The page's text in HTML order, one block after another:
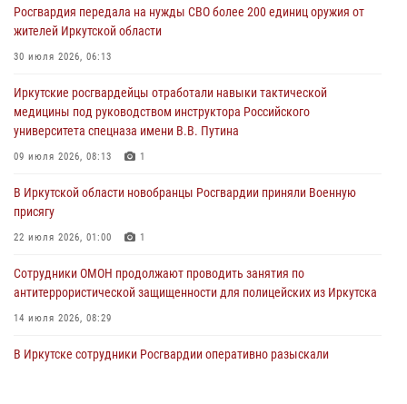
Дню Воздушно-десантных войск в Иркутской области
03 августа 2026, 03:32
сердца к сердцу» (видео)
31 июля 2026, 04:37 1
Сотрудники Росгвардии нашли и вернули родственникам
30 июля 2026, 07:37
Росгвардия передала на нужды СВО более 200 единиц оружия от
жителей Иркутской области
30 июля 2026, 06:13
Иркутские росгвардейцы отработали навыки тактической
медицины под руководством инструктора Российского
университета спецназа имени В.В. Путина
09 июля 2026, 08:13 1
В Иркутской области новобранцы Росгвардии приняли Военную
присягу
22 июля 2026, 01:00 1
Сотрудники ОМОН продолжают проводить занятия по
антитеррористической защищенности для полицейских из Иркутска
14 июля 2026, 08:29
В Иркутске сотрудники Росгвардии оперативно разыскали